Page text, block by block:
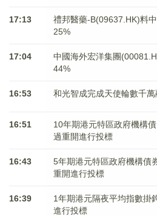
17:13
禮邦醫藥-B(09637.HK)料
25%
17:04
中國海外宏洋集團
44%
16:53 和光智成完成天使輪數千萬
16:51
10年期港元特區政府機構
過重開進行投標
16:43
5年期港元特區政府機構債
重開進行投標
16:39
1年期港元隔夜平均指數掛
進行投標